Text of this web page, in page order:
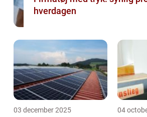
hverdagen
03 december 2025 04